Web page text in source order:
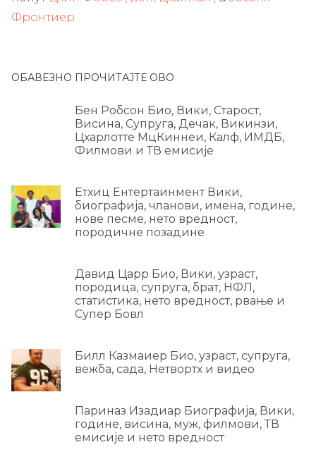
Фронтиер
ОБАВЕЗНО ПРОЧИТАЈТЕ ОВО
Бен Робсон Био, Вики, Старост,
Висина, Супруга, Дечак, Викинзи,
Цхарлотте МцКиннеи, Калф, ИМДБ,
Филмови и ТВ емисије
Етхиц Ентертаинмент Вики,
биографија, чланови, имена, године,
нове песме, нето вредност,
породичне позадине
Давид Царр Био, Вики, узраст,
породица, супруга, брат, НФЛ,
статистика, нето вредност, рвање и
Супер Бовл
Билл Казмаиер Био, узраст, супруга,
вежба, сада, Нетвортх и видео
Париназ Изадиар Биографија, Вики,
године, висина, муж, филмови, ТВ
емисије и нето вредност